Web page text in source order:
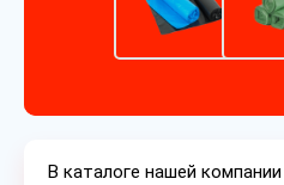
В каталоге нашей